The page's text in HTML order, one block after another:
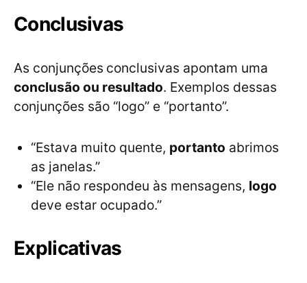
Conclusivas
As conjunções conclusivas apontam uma
conclusão ou resultado. Exemplos dessas
conjunções são “logo” e “portanto”.
“Estava muito quente, portanto abrimos
as janelas.”
“Ele não respondeu às mensagens, logo
deve estar ocupado.”
Explicativas